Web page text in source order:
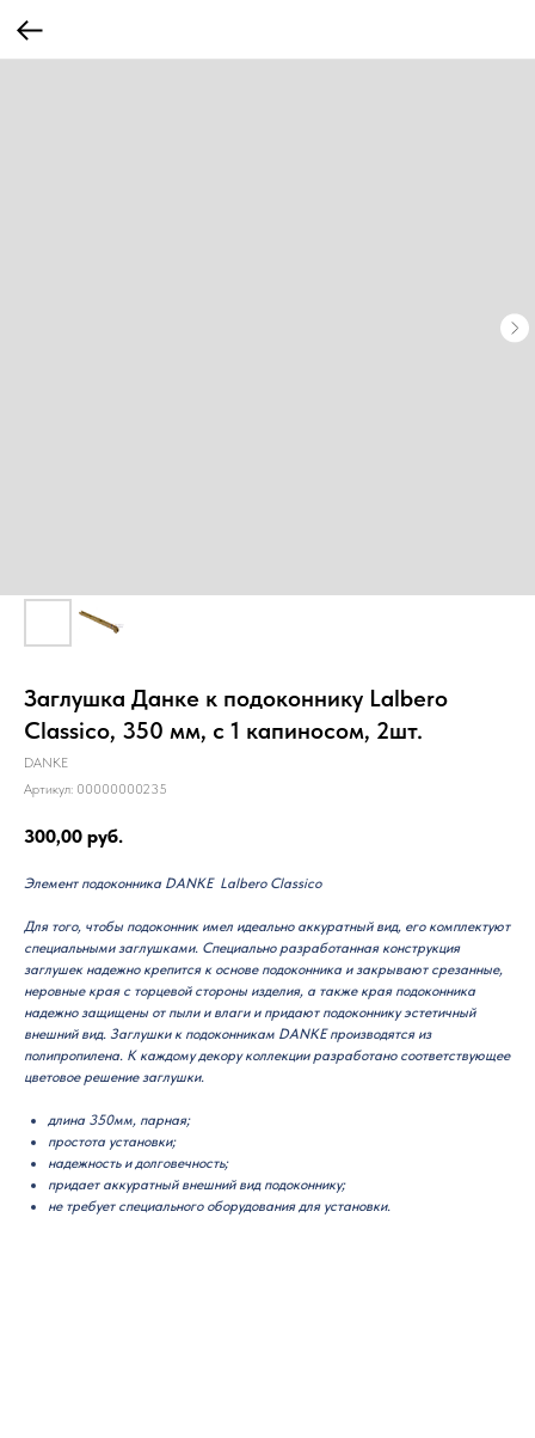
Заглушка Данке к подоконнику Lalbero
Classico, 350 мм, с 1 капиносом, 2шт.
DANKE
Артикул: 00000000235
300,00 руб.
Элемент подоконника DANKE Lalbero Classico
Для того, чтобы подоконник имел идеально аккуратный вид, его комплектуют
специальными заглушками. Специально разработанная конструкция
заглушек надежно крепится к основе подоконника и закрывают срезанные,
неровные края с торцевой стороны изделия, а также края подоконника
надежно защищены от пыли и влаги и придают подоконнику эстетичный
внешний вид. Заглушки к подоконникам DANKE производятся из
полипропилена. К каждому декору коллекции разработано соответствующее
цветовое решение заглушки.
длина 350мм, парная;
простота установки;
надежность и долговечность;
придает аккуратный внешний вид подоконнику;
не требует специального оборудования для установки.